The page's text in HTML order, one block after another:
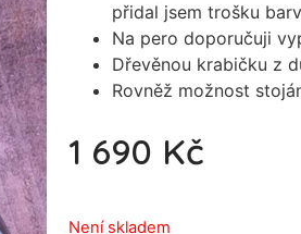
přidal jsem trošku
Na pero doporučuji
Dřevěnou krabičku z
Rovněž možnost
1 690 Kč
Není skladem